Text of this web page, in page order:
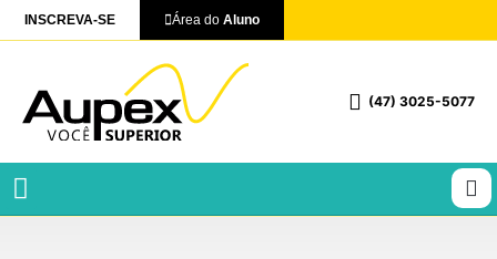
INSCREVA-SE Área do Aluno
(47) 3025-5077